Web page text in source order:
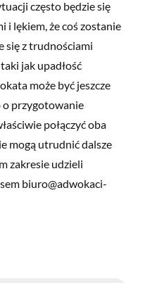
często będzie się
i lękiem, że coś zostanie
się z trudnościami
jak upadłość
może być jeszcze
o przygotowanie
połączyć oba
mogą utrudnić dalsze
zakresie udzieli
biuro@adwokaci-